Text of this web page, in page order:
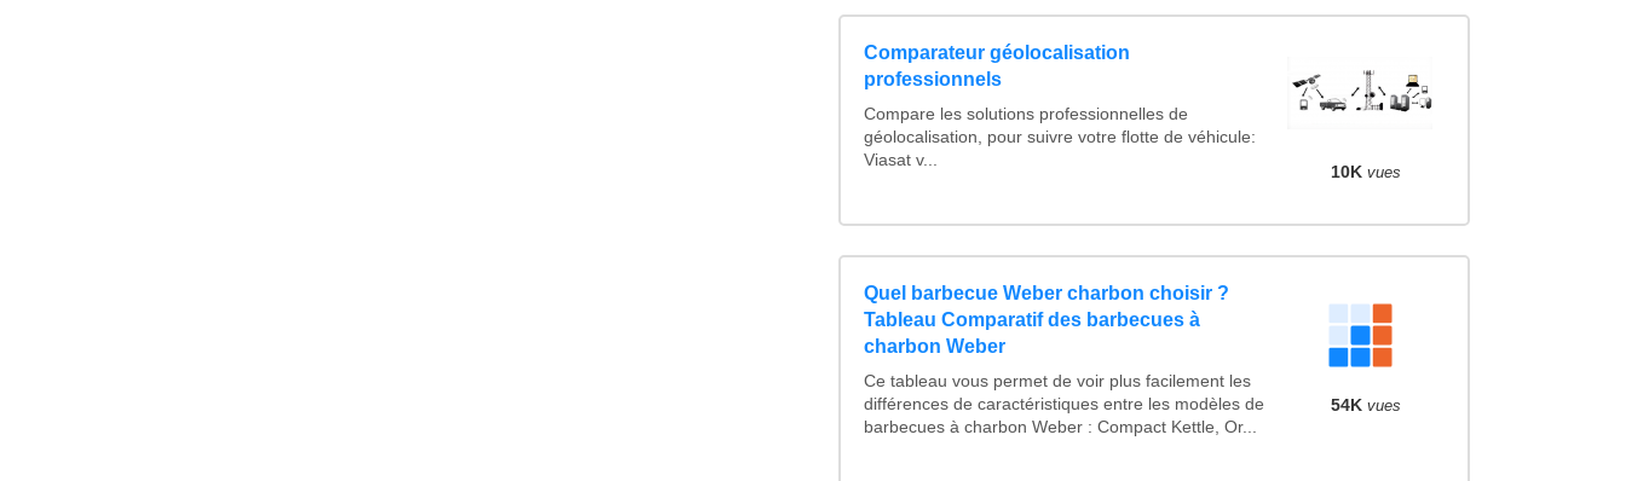
Comparateur géolocalisation
professionnels
Compare les solutions professionnelles de
géolocalisation, pour suivre votre flotte de véhicule:
Viasat v...
10K vues
Quel barbecue Weber charbon choisir ?
Tableau Comparatif des barbecues à
charbon Weber
Ce tableau vous permet de voir plus facilement les
différences de caractéristiques entre les modèles de
barbecues à charbon Weber : Compact Kettle, Or...
54K vues